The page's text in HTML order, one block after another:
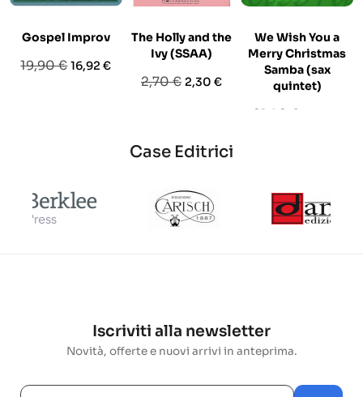
Gospel Improv
Prezzo
19,90 €Prezzo
16,92 €
The Holly and the
Ivy (SSAA)
Prezzo
2,70 € Prezzo
2,30 €
We Wish You a
Merry Christmas
Samba (sax
quintet)
Prezzo
21,90 €
Case Editrici
Iscriviti alla newsletter
Novità, offerte e nuovi arrivi in anteprima.